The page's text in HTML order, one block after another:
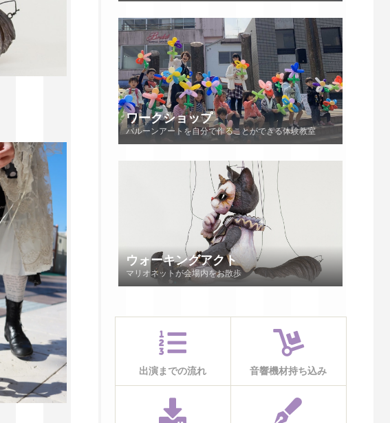
ワークショップ
バルーンアートを自分で作ることができる体験教室
ウォーキングアクト
マリオネットが会場内をお散歩
出演までの流れ 音響機材持ち込み